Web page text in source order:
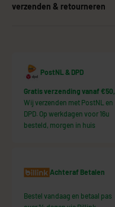
verzenden & retourneren
PostNL & DPD
Gratis verzending vanaf
Wij verzenden met PostNL en
DPD. Op werkdagen voor 16u
besteld, morgen in huis
Achteraf Betalen
Bestel vandaag en betaal pas